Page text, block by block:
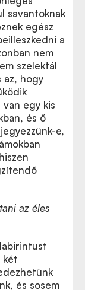
savantoknak
egész
a
nem
szelektál
az, hogy
egy kis
és ő
e,
az éles
két
és sosem